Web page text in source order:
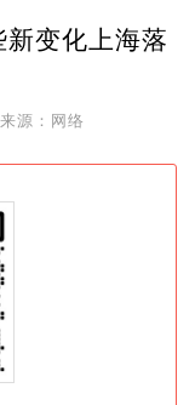
变化上海落
来源：网络